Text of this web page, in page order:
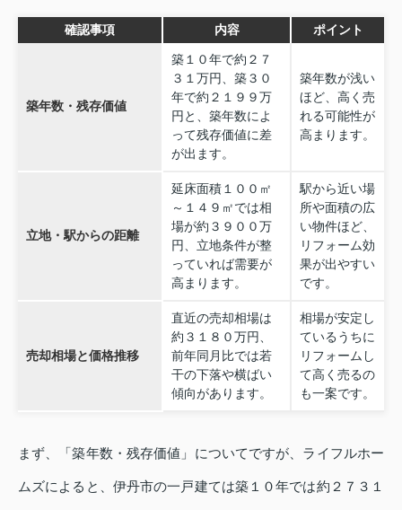
確認事項 内容 ポイント
築年数・残存価値
築１０年で約２７
３１万円、築３０
年で約２１９９万
円と、築年数によ
って残存価値に差
が出ます。
築年数が浅い
ほど、高く売
れる可能性が
高まります。
立地・駅からの距離
延床面積１００㎡
～１４９㎡では相
場が約３９００万
円、立地条件が整
っていれば需要が
高まります。
駅から近い場
所や面積の広
い物件ほど、
リフォーム効
果が出やすい
です。
売却相場と価格推移
直近の売却相場は
約３１８０万円、
前年同月比では若
干の下落や横ばい
傾向があります。
相場が安定し
ているうちに
リフォームし
て高く売るの
も一案です。
まず、「築年数・残存価値」についてですが、ライフルホー
ムズによると、伊丹市の一戸建ては築１０年では約２７３１